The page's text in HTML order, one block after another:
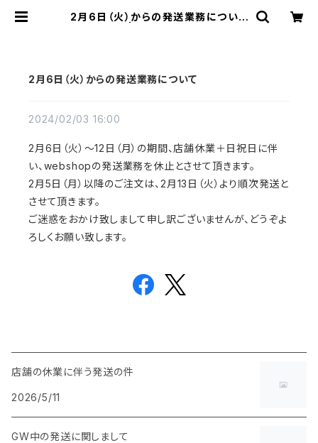
2月6日（火）からの発送業務について
2月6日（火）からの発送業務について
2024/02/03 16:00
2月6日（火）〜12日（月）の期間、店舗休業＋日祝日に伴
い、webshopの発送業務を休止とさせて頂きます。
2月5日（月）以降のご注文は、2月13日（火）より順次発送と
させて頂きます。
ご迷惑をおかけ致しまして申し訳ございませんが、どうぞよ
ろしくお願い致します。
店舗の休業に伴う発送の件
2026/5/11
GW中の発送に関しまして